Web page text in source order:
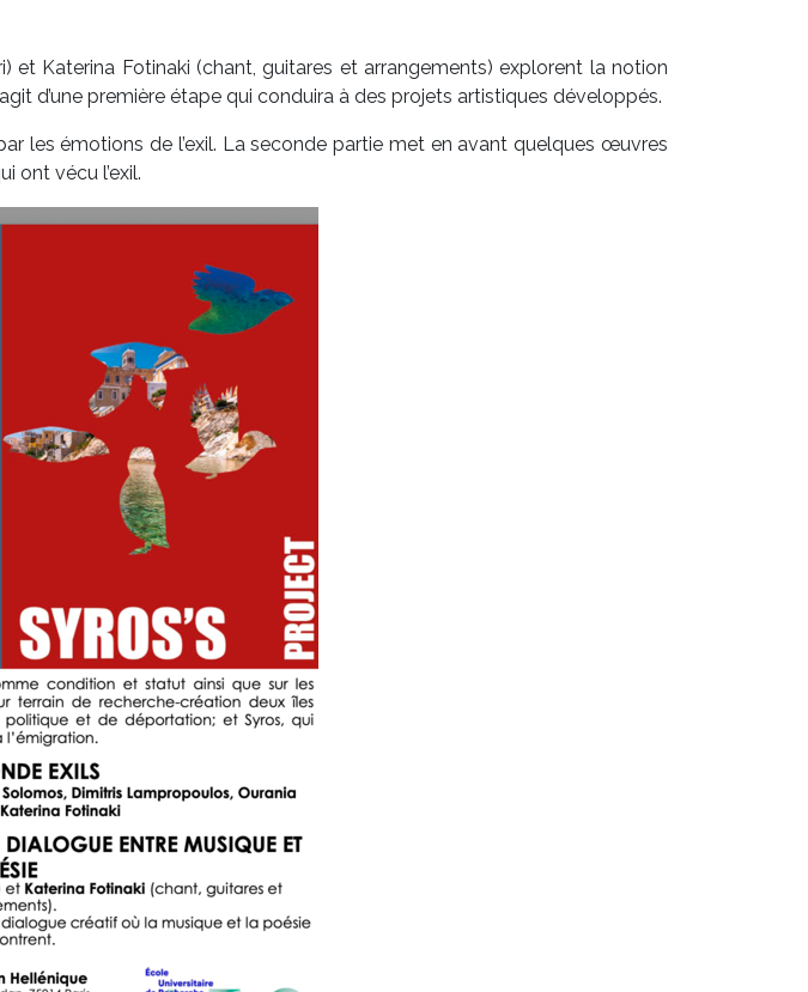
Katerina Fotinaki (chant, guitares et arrangements) explorent la notion
d’une première étape qui conduira à des projets artistiques développés.
les émotions de l’exil. La seconde partie met en avant quelques œuvres
ont vécu l’exil.